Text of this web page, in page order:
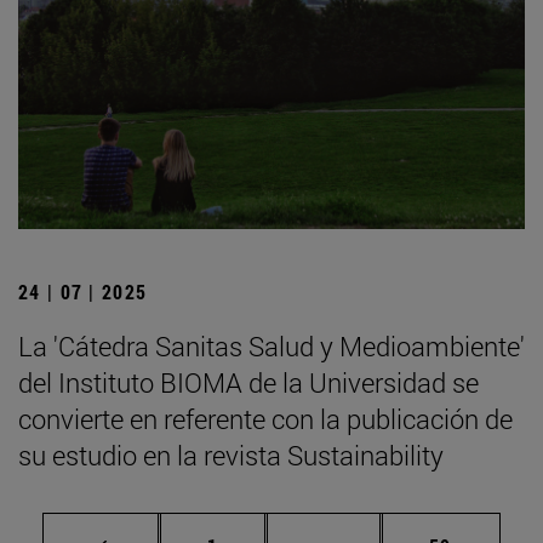
24 | 07 | 2025
La 'Cátedra Sanitas Salud y Medioambiente'
del Instituto BIOMA de la Universidad se
convierte en referente con la publicación de
su estudio en la revista Sustainability